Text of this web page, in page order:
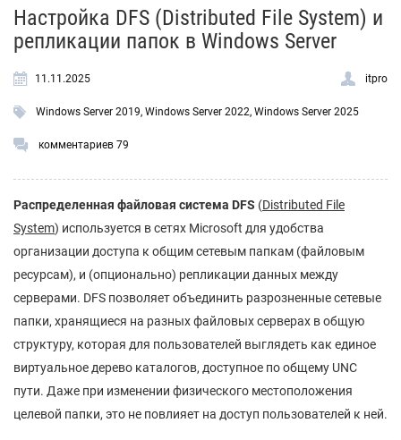
Настройка DFS (Distributed File System) и
репликации папок в Windows Server
11.11.2025 itpro
Windows Server 2019, Windows Server 2022, Windows Server 2025
комментариев 79
Распределенная файловая система DFS (Distributed File
System) используется в сетях Microsoft для удобства
организации доступа к общим сетевым папкам (файловым
ресурсам), и (опционально) репликации данных между
серверами. DFS позволяет объединить разрозненные сетевые
папки, хранящиеся на разных файловых серверах в общую
структуру, которая для пользователей выглядеть как единое
виртуальное дерево каталогов, доступное по общему UNC
пути. Даже при изменении физического местоположения
целевой папки, это не повлияет на доступ пользователей к ней.